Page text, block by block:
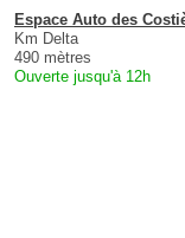
Espace Auto des
Km Delta
490 mètres
Ouverte jusqu'à 12h